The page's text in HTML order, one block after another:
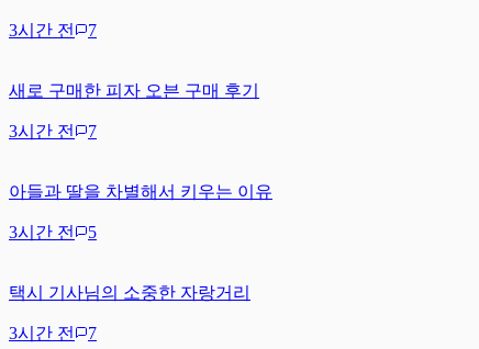
3시간 전 7
새로 구매한 피자 오븐 구매 후기
3시간 전 7
아들과 딸을 차별해서 키우는 이유
3시간 전 5
택시 기사님의 소중한 자랑거리
3시간 전 7